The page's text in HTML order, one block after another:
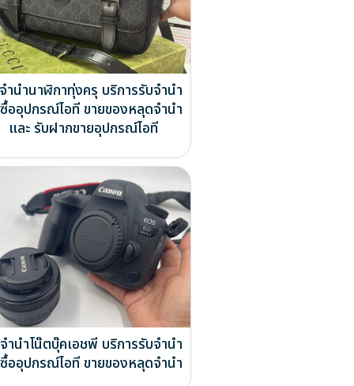
ำนำนาฬิกาทุ่งครุ บริการรับจำนำ
ออุปกรณ์ไอที ขายของหลุดจำนำ
และ รับฝากขายอุปกรณ์ไอที
ำนำโน๊ตบุ๊คเอชพี บริการรับจำนำ
ออุปกรณ์ไอที ขายของหลุดจำนำ